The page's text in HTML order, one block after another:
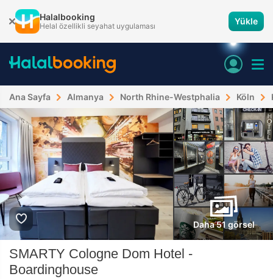
Halalbooking
Helal özellikli seyahat uygulaması Yükle
Ana Sayfa Almanya North Rhine-Westphalia Köln
Daha 51 görsel
SMARTY Cologne Dom Hotel -
Boardinghouse